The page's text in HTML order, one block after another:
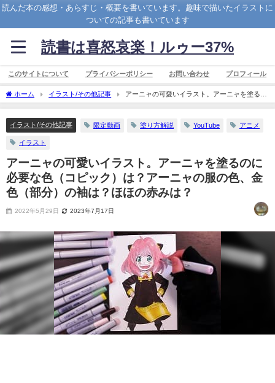
読んだ本の感想・あらすじ・概要を書いています。趣味で描いたイラストに
ついての記事も書いています
読書は喜怒哀楽！ルゥー37%
このサイトについて プライバシーポリシー お問い合わせ プロフィール
ホーム イラスト/その他記事
アーニャの可愛いイラスト。アーニャを塗るの
に必要な色（コピック）は？アーニャの服の色、金色（部分）の袖は？ほほの赤み
イラスト/その他記事
限定動画 塗り方解説 YouTube アニメ
イラスト
アーニャの可愛いイラスト。アーニャを塗るのに
必要な色（コピック）は？アーニャの服の色、金
色（部分）の袖は？ほほの赤みは？
2022年5月29日 2023年7月17日